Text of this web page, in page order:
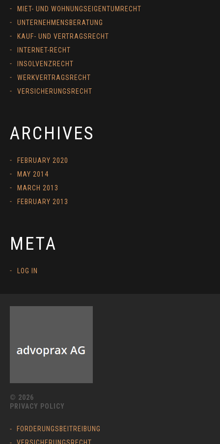
MIET- UND WOHNUNGSEIGENTUMRECHT
UNTERNEHMENSBERATUNG
KAUF- UND VERTRAGSRECHT
INTERNET-RECHT
INSOLVENZRECHT
WERKVERTRAGSRECHT
VERSICHERUNGSRECHT
ARCHIVES
FEBRUARY 2020
MAY 2014
MARCH 2013
FEBRUARY 2013
META
LOG IN
© 2026
PRIVACY POLICY
FORDERUNGSBEITREIBUNG
VERSICHERUNGSRECHT